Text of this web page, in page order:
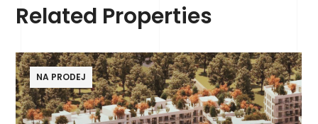
Related Properties
NA PRODEJ